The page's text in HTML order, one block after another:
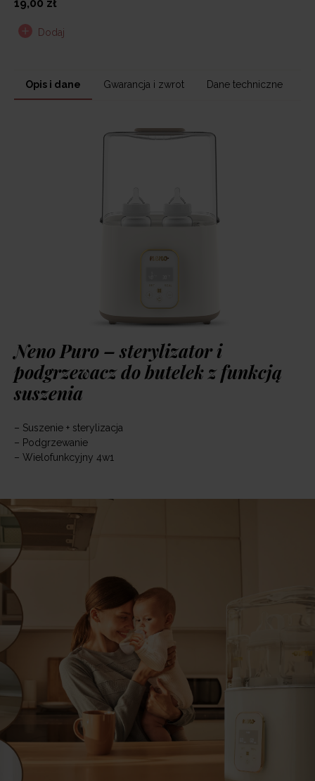
19,00 zł
Dodaj
Opis i dane Gwarancja i zwrot Dane techniczne
Neno Puro – sterylizator i
podgrzewacz do butelek z funkcją
suszenia
– Suszenie + sterylizacja
– Podgrzewanie
– Wielofunkcyjny 4w1